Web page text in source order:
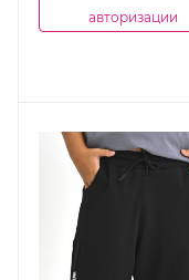
авторизации